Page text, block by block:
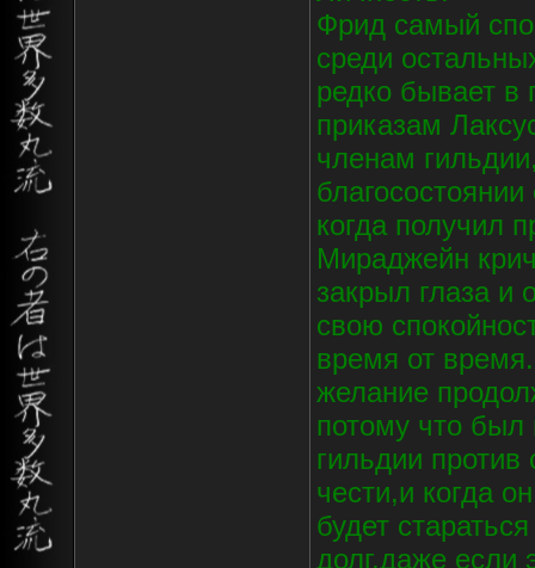
Фрид самый
среди
редко бывает в
приказам
членам
когда получил
Мираджейн
закрыл глаза и
свою
время от
желание
потому что был
гильдии
чести,и когда
будет
долг,даже если